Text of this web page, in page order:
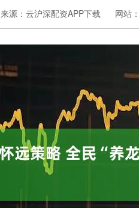
来源：云沪深配资APP下载 网站